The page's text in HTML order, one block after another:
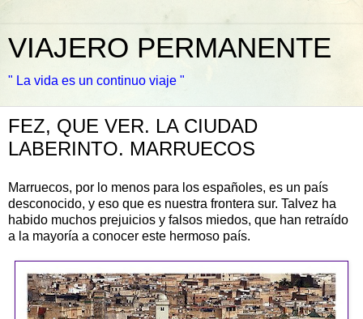
VIAJERO PERMANENTE
" La vida es un continuo viaje "
FEZ, QUE VER. LA CIUDAD
LABERINTO. MARRUECOS
Marruecos, por lo menos para los españoles, es un país
desconocido, y eso que es nuestra frontera sur. Talvez ha
habido muchos prejuicios y falsos miedos, que han retraído
a la mayoría a conocer este hermoso país.